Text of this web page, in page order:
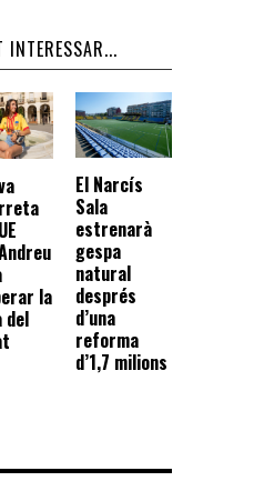
INTERESSAR...
la
del
El Narcís
Sala
estrenarà
gespa
natural
després
d’una
reforma
d’1,7 milions